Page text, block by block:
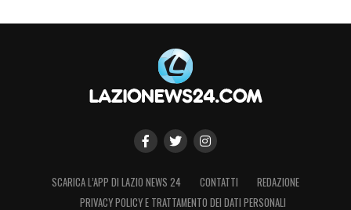
SCARICA L’APP DI LAZIO NEWS 24 CONTATTI
REDAZIONE
PRIVACY POLICY E TRATTAMENTO DEI DATI PERSONALI